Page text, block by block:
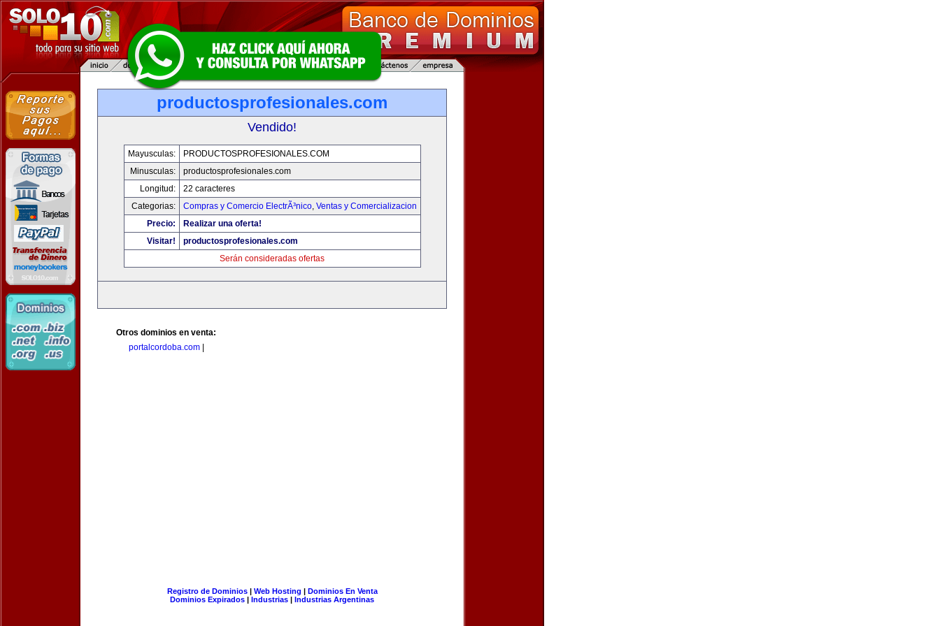
productosprofesionales.com
Vendido!
Mayusculas:
PRODUCTOSPROFESIONALES.COM
Minusculas:
productosprofesionales.com
Longitud:
22 caracteres
Categorias:
Compras y Comercio ElectrÃ³nico, Ventas y Comercializacion
Precio:
Realizar una oferta!
Visitar!
productosprofesionales.com
Serán consideradas ofertas
Otros dominios en venta:
portalcordoba.com|
Registro de Dominios| Web Hosting | Dominios En Venta
Dominios Expirados | Industrias | Industrias Argentinas